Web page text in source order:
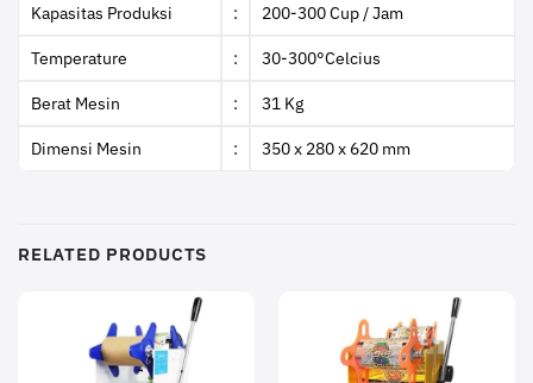
Kapasitas Produksi : 200-300 Cup / Jam
Temperature : 30-300°Celcius
Berat Mesin : 31 Kg
Dimensi Mesin : 350 x 280 x 620 mm
RELATED PRODUCTS